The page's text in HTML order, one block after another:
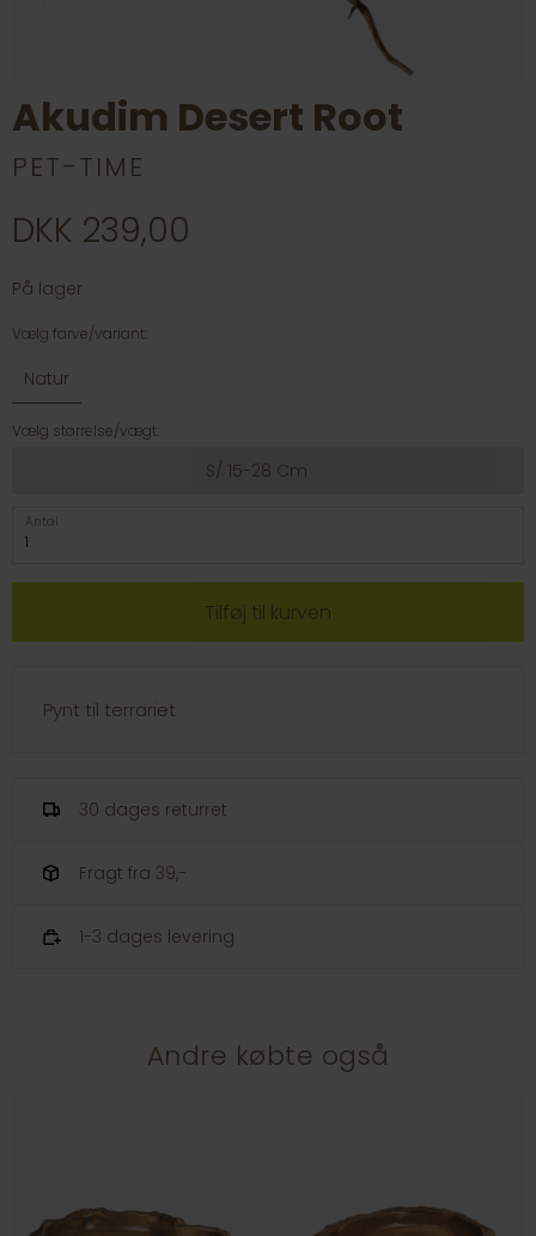
Akudim Desert Root
PET-TIME
DKK 239,00
På lager
Vælg farve/variant:
Natur
Vælg størrelse/vægt:
S/ 15-28 Cm
Antal
Pynt til terrariet
30 dages returret
Fragt fra 39,-
1-3 dages levering
Andre købte også